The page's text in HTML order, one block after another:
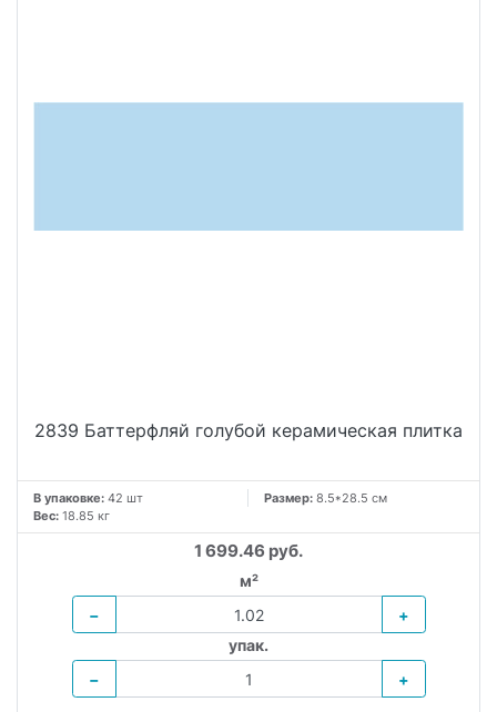
2839 Баттерфляй голубой керамическая плитка
В упаковке: 42 шт Размер: 8.5*28.5 см
Вес: 18.85 кг
1 699.46 руб.
м²
−
+
упак.
−
+